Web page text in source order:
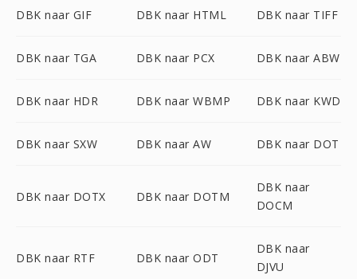
DBK naar GIF DBK naar HTML DBK naar TIFF
DBK naar TGA DBK naar PCX DBK naar ABW
DBK naar HDR DBK naar WBMP DBK naar KWD
DBK naar SXW DBK naar AW DBK naar DOT
DBK naar DOTX DBK naar DOTM
DBK naar
DOCM
DBK naar RTF DBK naar ODT
DBK naar
DJVU